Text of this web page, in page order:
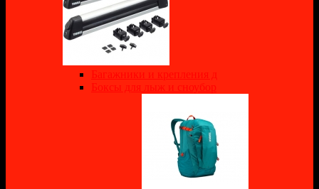
Багажники и крепления д
Боксы для лыж и сноубор